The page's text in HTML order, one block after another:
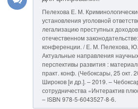
Пелехова Е. М.
установления уголовной
легализацию преступных
отечественном
конференции. / Е. М. Пелехова,
Актуальные направления
перспективы развития :
практ. конф. (Чебоксары, 25 окт.
Широков [и др.]. – 2019. –
сотрудничества «Интерактив
– ISBN 978-5-6043527-8-6.